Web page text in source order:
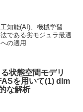
知能(AI)、機械学習
である劣モジュラ最適
の適用
状態空間モデリ
を用いて(1) dlm
な解析